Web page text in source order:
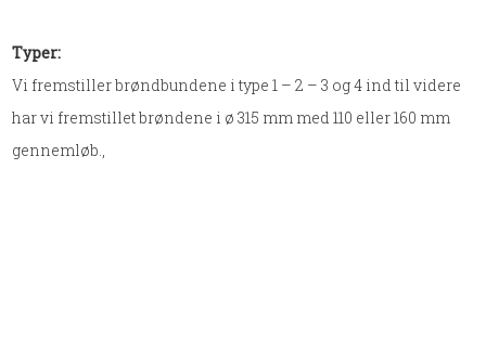
Typer:
​Vi fremstiller brøndbundene i type 1 – 2 – 3 og 4 ind til videre
har vi fremstillet brøndene i ø 315 mm med 110 eller 160 mm
gennemløb.,